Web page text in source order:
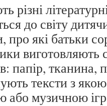
різні
до світу
про які батьки
виготовляють
папір, тканина,
тексти з
або музичною